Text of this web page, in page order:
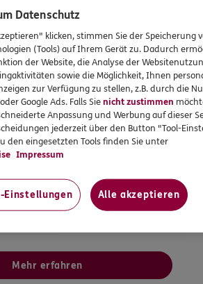
Wirklichkeit
kaufen, bauen oder
- bei uns sind Sie mit
wir das beste
- ganz transparent und zu
Mehr erfahren
Datenschutz
klicken, stimmen Sie der Speicherung
(Tools) auf Ihrem Gerät zu. Dadurch
der Website, die Analyse der
sowie die Möglichkeit, Ihnen
zur Verfügung zu stellen, z.B. durch die
Google Ads. Falls Sienicht zustimmen
Anpassung und Werbung auf dieser
jederzeit über den Button "Tool-
den eingesetzten Tools finden Sie unter
Impressum
Einstellungen Alle akzeptieren